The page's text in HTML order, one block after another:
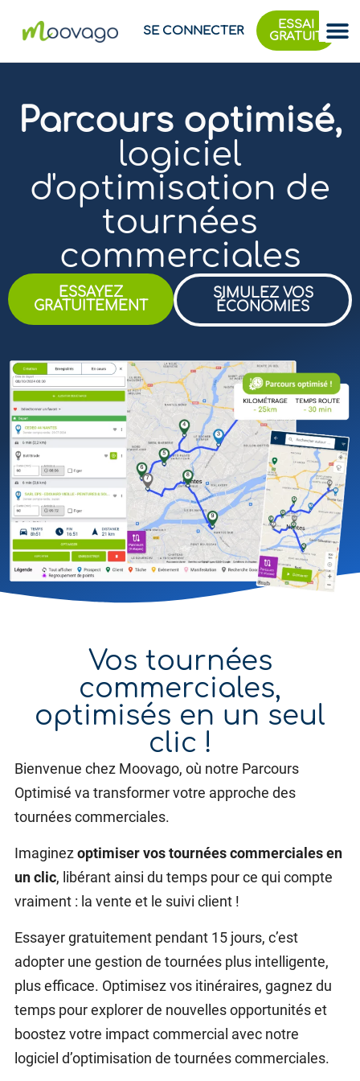
SE CONNECTER
ESSAI
GRATUIT
Parcours optimisé,
logiciel
d'optimisation de
tournées
commerciales
ESSAYEZ
GRATUITEMENT
SIMULEZ VOS
ÉCONOMIES
Vos tournées
commerciales,
optimisés en un seul
clic !
Bienvenue chez Moovago, où notre Parcours
Optimisé va transformer votre approche des
tournées commerciales.
Imaginezoptimiser vos tournées commerciales en
un clic, libérant ainsi du temps pour ce qui compte
vraiment : la vente et le suivi client !
Essayer gratuitement pendant 15 jours, c’est
adopter une gestion de tournées plus intelligente,
plus efficace. Optimisez vos itinéraires, gagnez du
temps pour explorer de nouvelles opportunités et
boostez votre impact commercial avec notre
logiciel d’optimisation de tournées commerciales.